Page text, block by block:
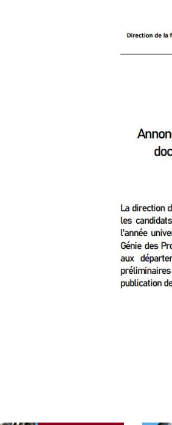
عروض التكوين
والأخلاقيات الجامعية